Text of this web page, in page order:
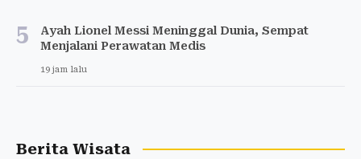
5
Ayah Lionel Messi Meninggal Dunia, Sempat
Menjalani Perawatan Medis
19 jam lalu
Berita Wisata